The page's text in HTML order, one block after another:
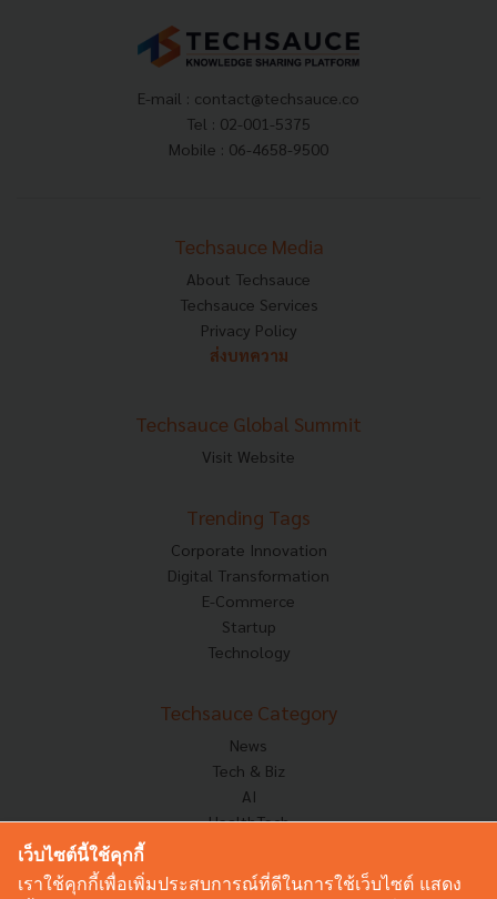
E-mail : contact@techsauce.co
Tel : 02-001-5375
Mobile : 06-4658-9500
Techsauce Media
About Techsauce
Techsauce Services
Privacy Policy
ส่งบทความ
Techsauce Global Summit
Visit Website
Trending Tags
Corporate Innovation
Digital Transformation
E-Commerce
Startup
Technology
Techsauce Category
News
Tech & Biz
AI
HealthTech
Corp Innov
เว็บไซต์นี้ใช้คุกกี้
เราใช้คุกกี้เพื่อเพิ่มประสบการณ์ที่ดีในการใช้เว็บไซต์ แสดง